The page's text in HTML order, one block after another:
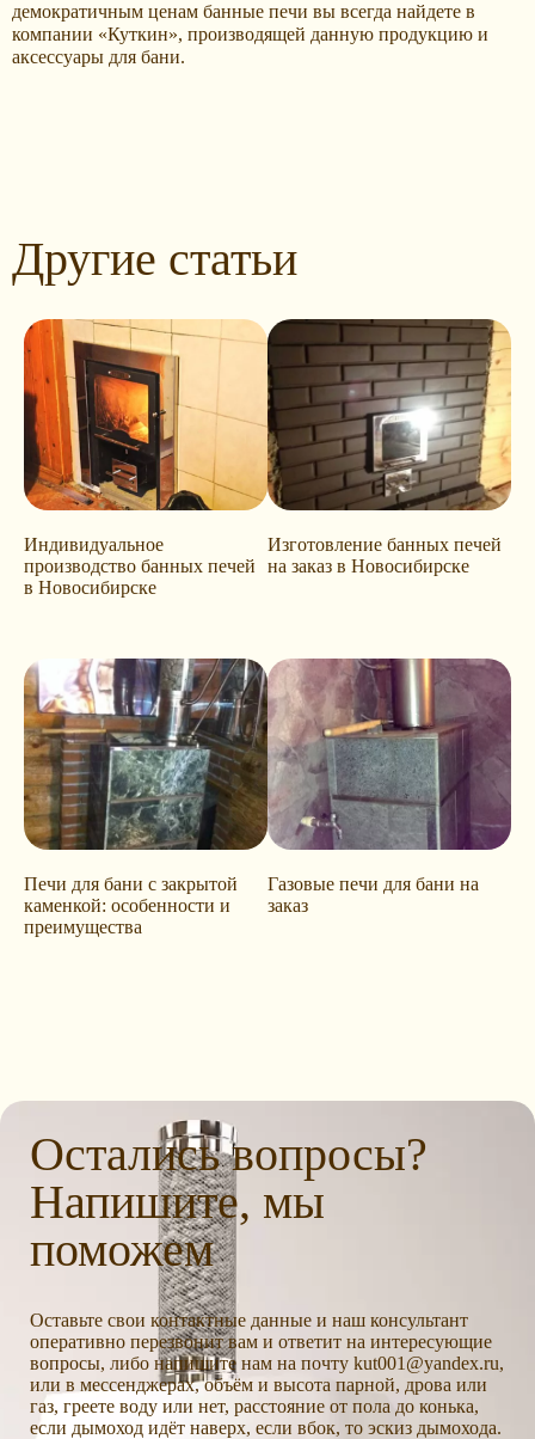
демократичным ценам банные печи вы всегда найдете в
компании «Куткин», производящей данную продукцию и
аксессуары для бани.
Другие статьи
Индивидуальное
производство банных печей
в Новосибирске
Изготовление банных печей
на заказ в Новосибирске
Печи для бани с закрытой
каменкой: особенности и
преимущества
Газовые печи для бани на
заказ
Остались вопросы?
Напишите, мы
поможем
Оставьте свои контактные данные и наш консультант
оперативно перезвонит вам и ответит на интересующие
вопросы, либо напишите нам на почту kut001@yandex.ru,
или в мессенджерах, объём и высота парной, дрова или
газ, греете воду или нет, расстояние от пола до конька,
если дымоход идёт наверх, если вбок, то эскиз дымохода.